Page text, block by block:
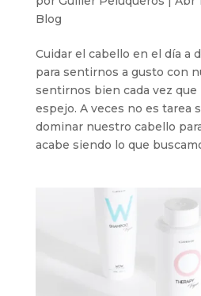
Blog
Cuidar el cabello en el día a
para sentirnos a gusto con
sentirnos bien cada vez que
espejo. A veces no es tarea
dominar nuestro cabello
acabe siendo lo que